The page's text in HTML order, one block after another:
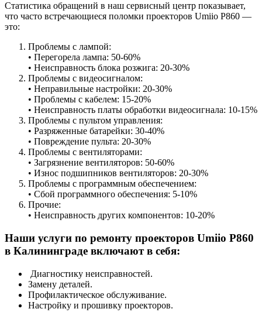
Статистика обращений в наш сервисный центр показывает,
что часто встречающиеся поломки проекторов Umiio P860 —
это:
Проблемы с лампой:
• Перегорела лампа: 50-60%
• Неисправность блока розжига: 20-30%
Проблемы с видеосигналом:
• Неправильные настройки: 20-30%
• Проблемы с кабелем: 15-20%
• Неисправность платы обработки видеосигнала: 10-15%
Проблемы с пультом управления:
• Разряженные батарейки: 30-40%
• Повреждение пульта: 20-30%
Проблемы с вентиляторами:
• Загрязнение вентиляторов: 50-60%
• Износ подшипников вентиляторов: 20-30%
Проблемы с программным обеспечением:
• Сбой программного обеспечения: 5-10%
Прочие:
• Неисправность других компонентов: 10-20%
Наши услуги по ремонту проекторов Umiio P860
в Калининграде включают в себя:
Диагностику неисправностей.
Замену деталей.
Профилактическое обслуживание.
Настройку и прошивку проекторов.